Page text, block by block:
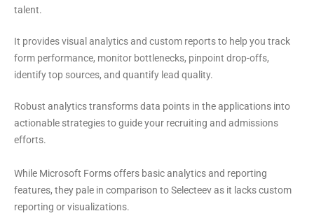
talent.
It provides visual analytics and custom reports to help you track
form performance, monitor bottlenecks, pinpoint drop-offs,
identify top sources, and quantify lead quality.
Robust analytics transforms data points in the applications into
actionable strategies to guide your recruiting and admissions
efforts.
While Microsoft Forms offers basic analytics and reporting
features, they pale in comparison to Selecteev as it lacks custom
reporting or visualizations.